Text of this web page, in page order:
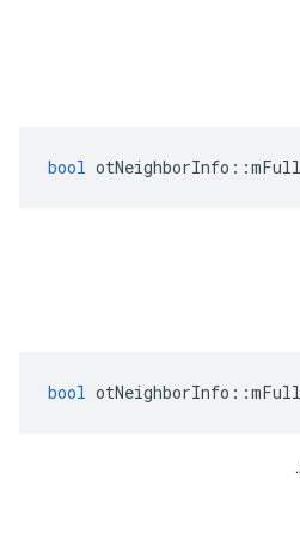
bool otNeighborInfo ::
bool otNeighborInfo ::